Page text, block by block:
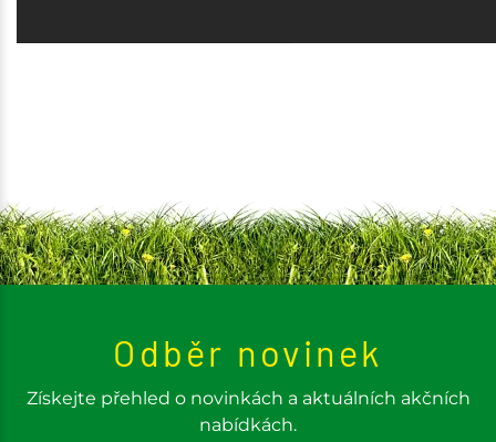
Odběr novinek
Získejte přehled o novinkách a aktuálních akčních
nabídkách.